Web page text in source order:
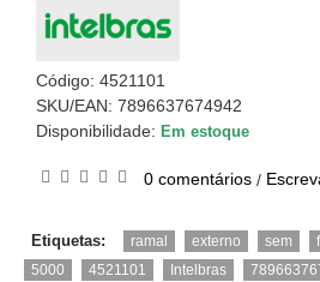
Código: 4521101
SKU/EAN: 7896637674942
Disponibilidade: Em estoque
0 comentários /
Etiquetas: ramal externo sem
5000 4521101 Intelbras